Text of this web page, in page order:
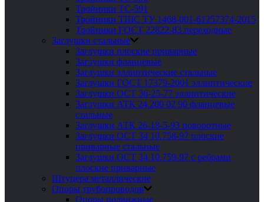
Тройники ТС-591
Тройники ТШС ТУ 1468-001-61257374-2015
Тройники ГОСТ 22822-83 переходные
Заглушки стальные
Заглушки плоские приварные
Заглушки фланцевые
Заглушки эллиптические стальные
Заглушки ГОСТ 17379-2001 эллиптические
Заглушки ОСТ 36-25-77 эллиптические
Заглушки АТК 24.200 02 90 фланцевые
стальные
Заглушки АТК 26-18-5-93 поворотные
Заглушки ОСТ 34 10.758-97 плоские
приварные стальные
Заглушки ОСТ 34 10.759-97 с ребрами
плоские приварные
Штуцера металлические
Опоры трубопроводов
Опоры подвижные